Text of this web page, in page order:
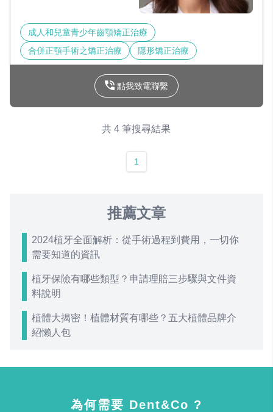
成人和兒童青少年齒顎矯正治療
合併正顎手術之矯正治療
隱形矯正治療
點我致電聯繫
共 4 筆搜尋結果
1
推薦文章
2024植牙全面解析：從手術過程到費用，一切你
需要知道的資訊
植牙保險有哪些類型？申請理賠三步驟與文件資
料說明
植體大揭密！植體材質有哪些？五大植體品牌介
紹懶人包
為何需要 Dent&Co ?